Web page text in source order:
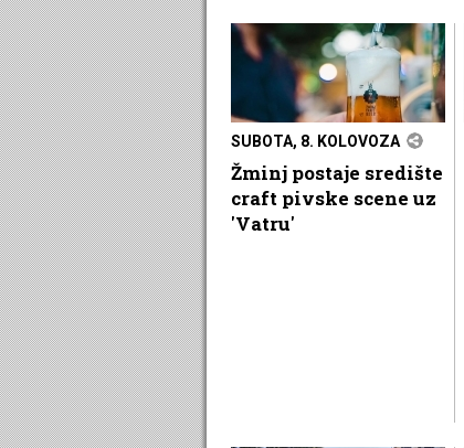
SUBOTA, 8. KOLOVOZA
Žminj postaje središte
craft pivske scene uz
'Vatru'